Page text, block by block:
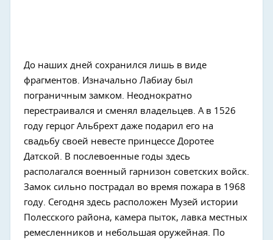
До наших дней сохранился лишь в виде
фрагментов. Изначально Лабиау был
пограничным замком. Неоднократно
перестраивался и сменял владельцев. А в 1526
году герцог Альбрехт даже подарил его на
свадьбу своей невесте принцессе Доротее
Датской. В послевоенные годы здесь
располагался военный гарнизон советских войск.
Замок сильно пострадал во время пожара в 1968
году. Сегодня здесь расположен Музей истории
Полесского района, камера пыток, лавка местных
ремесленников и небольшая оружейная. По